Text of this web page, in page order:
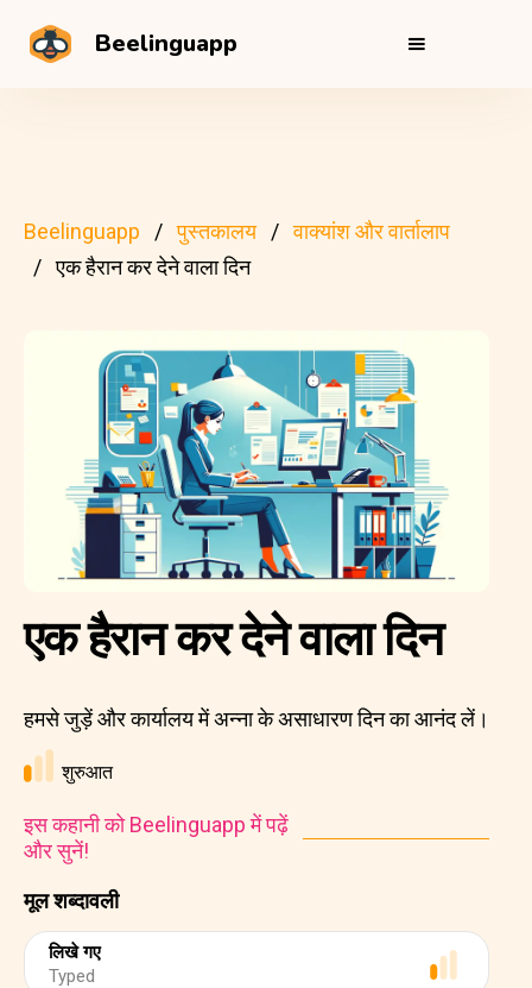
Beelinguapp
Beelinguapp पुस्तकालय
वाक्यांश और वार्तालाप
एक हैरान कर देने वाला दिन
मूल शब्दावली
लिखे गए
Typed
एक हैरान कर देने वाला दिन
हमसे जुड़ें और कार्यालय में अन्ना के असाधारण दिन का आनंद लें।
शुरुआत
इस कहानी को Beelinguapp में पढ़ें
और सुनें!